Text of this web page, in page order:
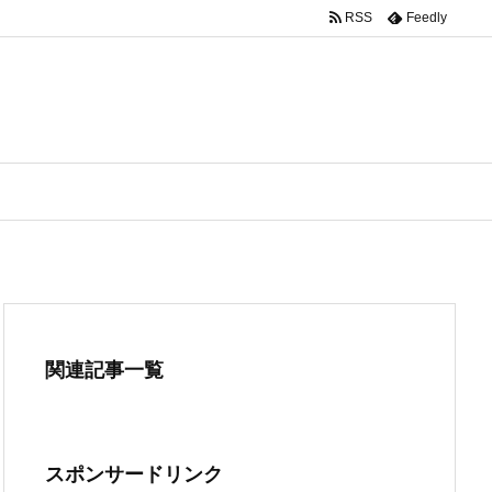
RSS Feedly
関連記事一覧
スポンサードリンク